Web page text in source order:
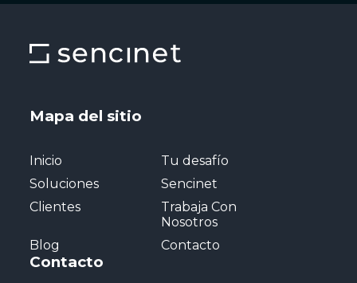
Mapa del sitio
Inicio
Tu desafío
Soluciones
Sencinet
Clientes
Trabaja Con
Nosotros
Blog
Contacto
Contacto